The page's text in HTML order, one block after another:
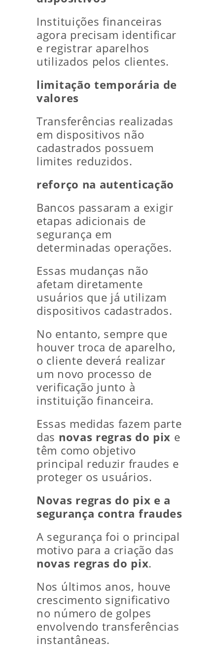
Instituições financeiras
agora precisam identificar
e registrar aparelhos
utilizados pelos clientes.
limitação temporária de
valores
Transferências realizadas
em dispositivos não
cadastrados possuem
limites reduzidos.
reforço na autenticação
Bancos passaram a exigir
etapas adicionais de
segurança em
determinadas operações.
Essas mudanças não
afetam diretamente
usuários que já utilizam
dispositivos cadastrados.
No entanto, sempre que
houver troca de aparelho,
o cliente deverá realizar
um novo processo de
verificação junto à
instituição financeira.
Essas medidas fazem parte
das novas regras do pix e
têm como objetivo
principal reduzir fraudes e
proteger os usuários.
Novas regras do pix e a
segurança contra fraudes
A segurança foi o principal
motivo para a criação das
novas regras do pix.
Nos últimos anos, houve
crescimento significativo
no número de golpes
envolvendo transferências
instantâneas.